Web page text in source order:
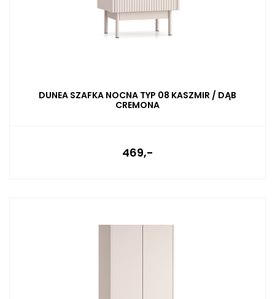
DUNEA SZAFKA NOCNA TYP 08 KASZMIR / DĄB
CREMONA
469,-